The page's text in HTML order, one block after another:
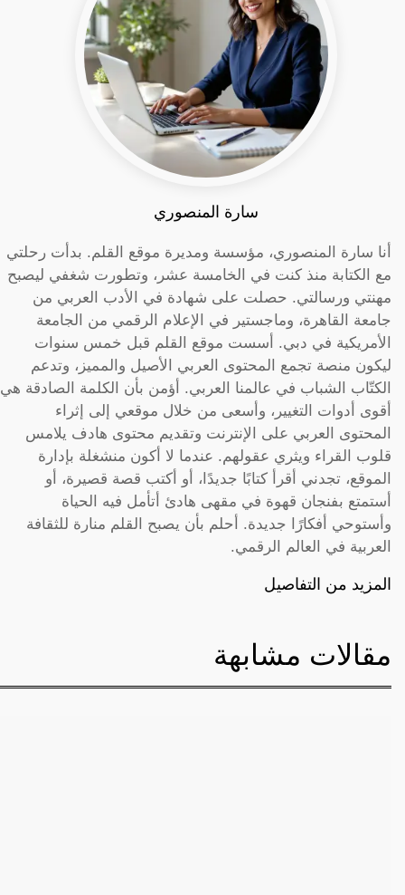
سارة المنصوري
أنا سارة المنصوري، مؤسسة ومديرة موقع القلم. بدأت رحلتي
مع الكتابة منذ كنت في الخامسة عشر، وتطورت شغفي ليصبح
مهنتي ورسالتي. حصلت على شهادة في الأدب العربي من
جامعة القاهرة، وماجستير في الإعلام الرقمي من الجامعة
الأمريكية في دبي. أسست موقع القلم قبل خمس سنوات
ليكون منصة تجمع المحتوى العربي الأصيل والمميز، وتدعم
الكتّاب الشباب في عالمنا العربي. أؤمن بأن الكلمة الصادقة هي
أقوى أدوات التغيير، وأسعى من خلال موقعي إلى إثراء
المحتوى العربي على الإنترنت وتقديم محتوى هادف يلامس
قلوب القراء ويثري عقولهم. عندما لا أكون منشغلة بإدارة
الموقع، تجدني أقرأ كتابًا جديدًا، أو أكتب قصة قصيرة، أو
أستمتع بفنجان قهوة في مقهى هادئ أتأمل فيه الحياة
وأستوحي أفكارًا جديدة. أحلم بأن يصبح القلم منارة للثقافة
العربية في العالم الرقمي.
المزيد من التفاصيل
مقالات مشابهة